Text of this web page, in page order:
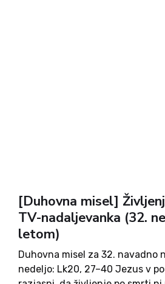
[Duhovna misel]
TV-nadaljevanka (32.
letom)
Duhovna misel za 32. navadno
nedeljo: Lk20, 27–40 Jezus v